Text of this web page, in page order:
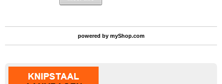
powered by myShop.com